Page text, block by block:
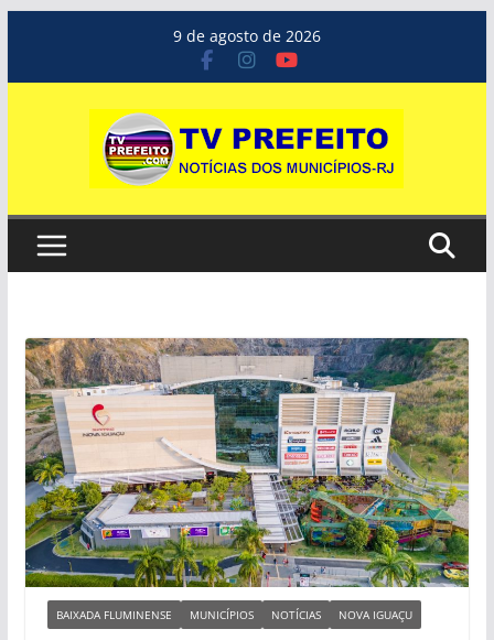
o
9 de agosto de 2026
BAIXADA FLUMINENSE MUNICÍPIOS NOTÍCIAS NOVA IGUAÇU